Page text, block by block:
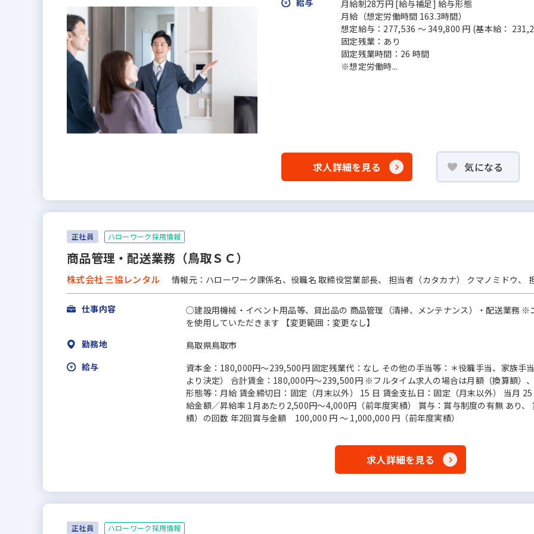
月給制28万円 [給与補足] 給与形態
月給（想定労働時間 163.3時間）
想定給与：277,536 ～ 349,800 円 (基本給：
固定残業：あり
固定残業時間：26 時間
※想定労働時...
求人詳細を見る 気になる
正社員 ハローワーク採用情報
商品管理・配送業務（鳥取ＳＣ）
株式会社 三協レンタル 情報元：ハローワーク課係名、役職名 取締役営業部長、 担当者（カタカナ） クマノミドウ、
仕事内容
○建設用機械・イベント用品等、貸出品の 商品管理（清掃、メンテナンス）・配送業務 ※
を使用していただきます 【変更範囲：変更なし】
勤務地
鳥取県鳥取市
給与
資本金：180,000円〜239,500円 固定残業代：なし その他の手当等：＊役職手当、家族
より決定） 合計賃金：180,000円～239,500円 ※フルタイム求人の場合は月額（換算額）
形態等：月給 賃金締切日：固定（月末以外） 15 日 賃金支払日：固定（月末以外） 当月
給金額／昇給率 1月あたり2,500円～4,000円（前年度実績） 賞与：賞与制度の有無 あり
績）の回数 年2回賞与金額 100,000 円 ～ 1,000,000 円（前年度実績）
求人詳細を見る
正社員 ハローワーク採用情報